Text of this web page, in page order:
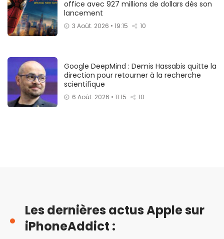
office avec 927 millions de dollars dès son
lancement
3 Août. 2026 • 19:15 10
Google DeepMind : Demis Hassabis quitte la
direction pour retourner à la recherche
scientifique
6 Août. 2026 • 11:15 10
Les dernières actus Apple sur
iPhoneAddict :